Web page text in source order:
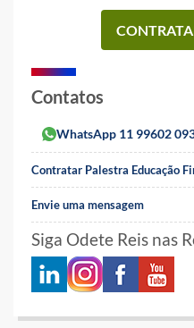
Contatos
WhatsApp 11 99602
Contratar Palestra Educação
Envie uma mensagem
Siga Odete Reis nas